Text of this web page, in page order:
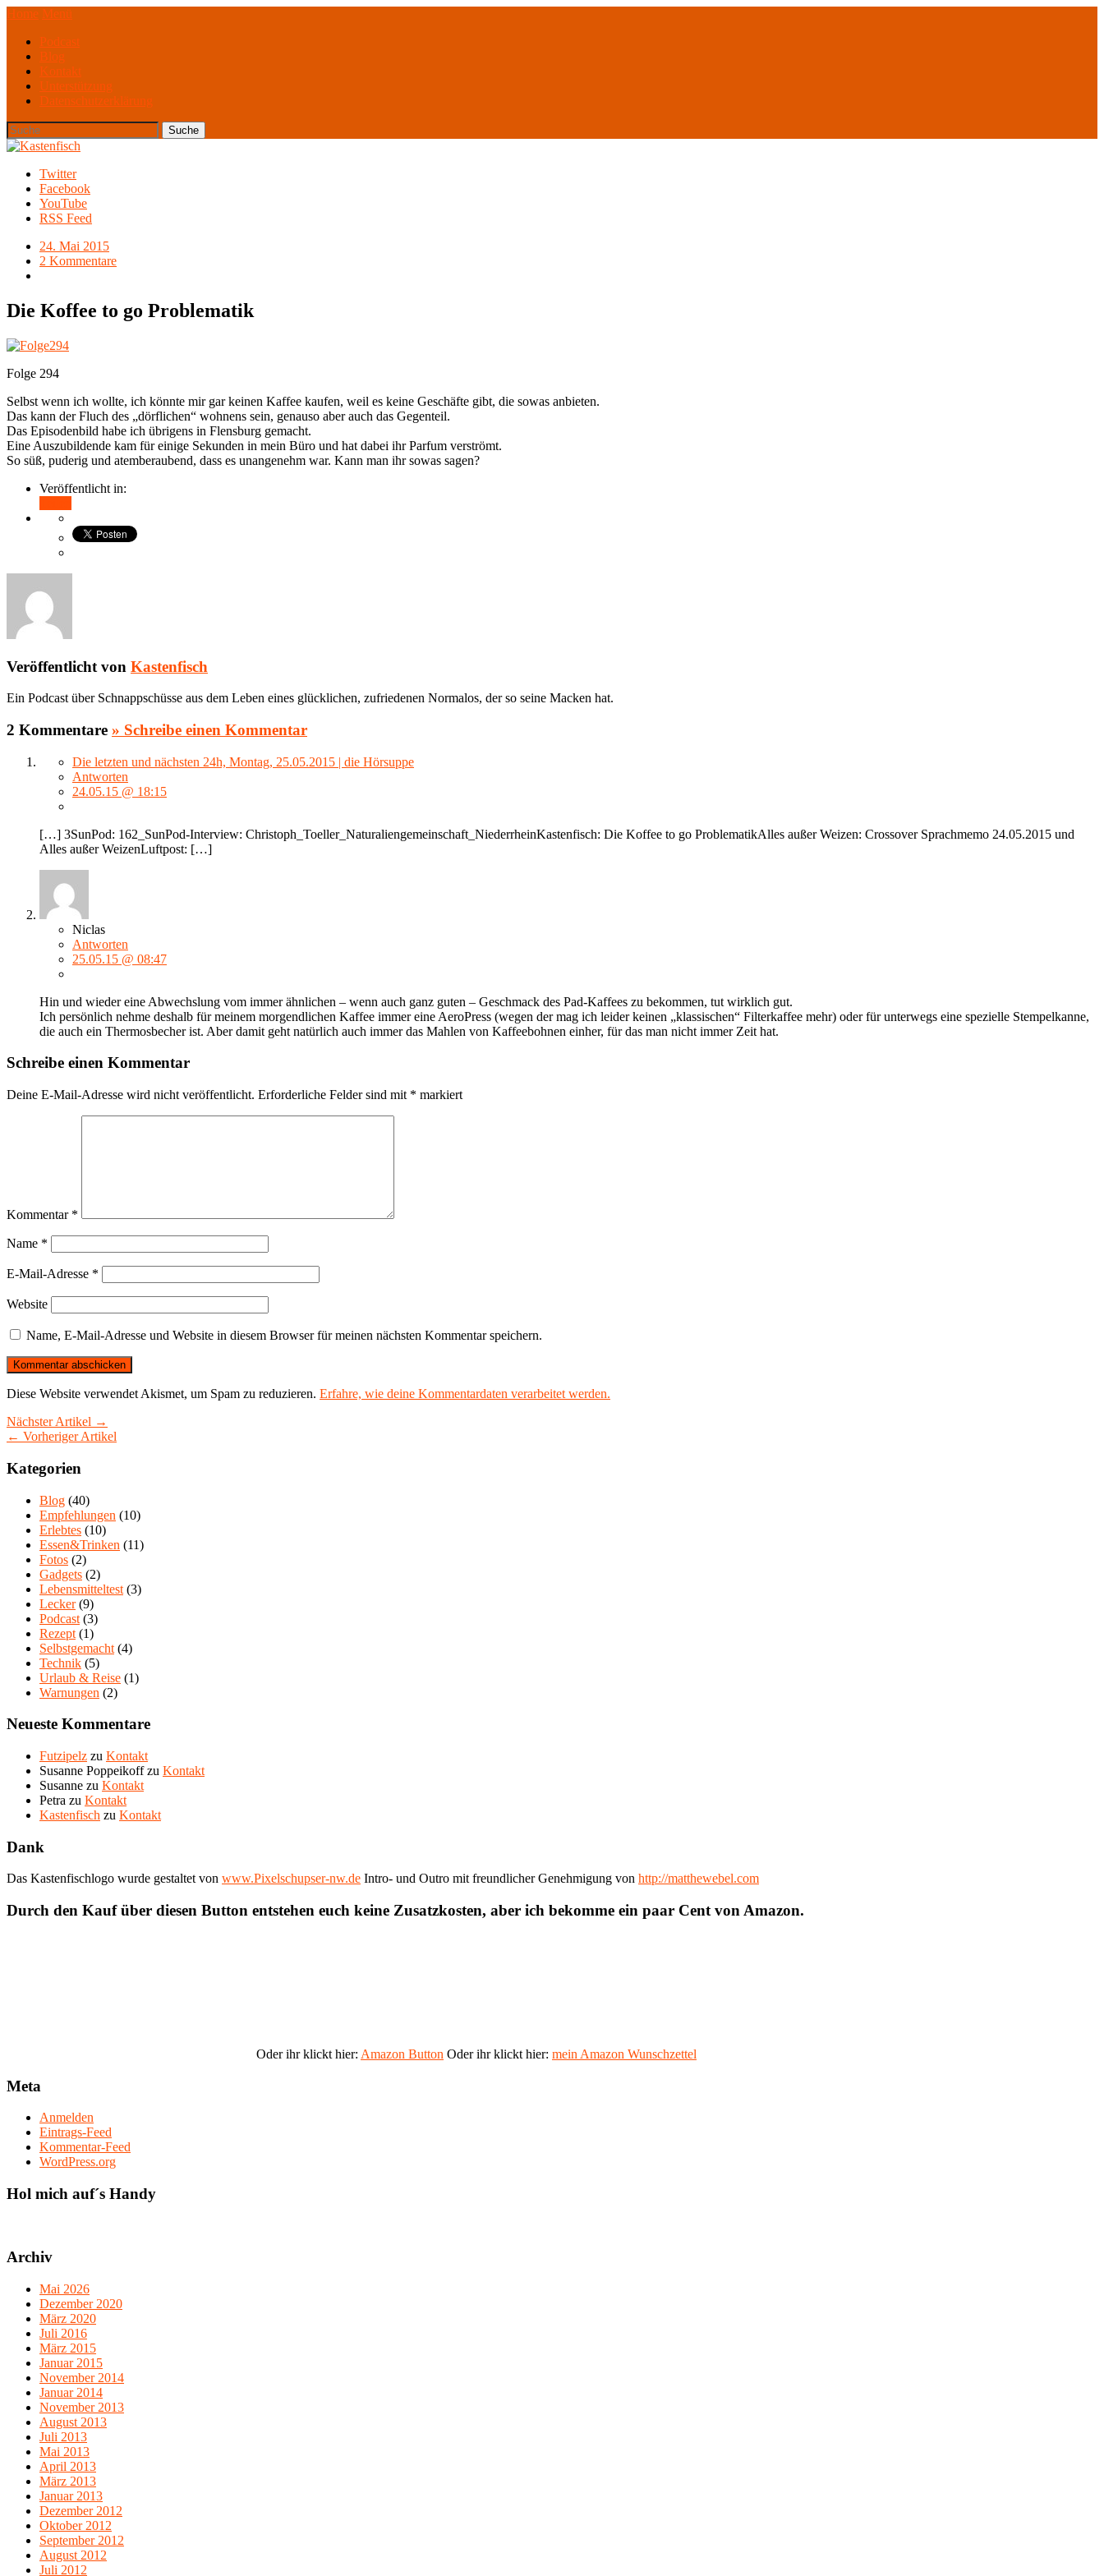
Home Menü
Podcast
Blog
Kontakt
Unterstützung
Datenschutzerklärung
Twitter
Facebook
YouTube
RSS Feed
24. Mai 2015
2 Kommentare
Die Koffee to go Problematik
Folge 294
Selbst wenn ich wollte, ich könnte mir gar keinen Kaffee kaufen, weil es keine Geschäfte gibt, die sowas anbieten.
Das kann der Fluch des „dörflichen“ wohnens sein, genauso aber auch das Gegenteil.
Das Episodenbild habe ich übrigens in Flensburg gemacht.
Eine Auszubildende kam für einige Sekunden in mein Büro und hat dabei ihr Parfum verströmt.
So süß, puderig und atemberaubend, dass es unangenehm war. Kann man ihr sowas sagen?
Veröffentlicht in:
Veröffentlicht von Kastenfisch
Ein Podcast über Schnappschüsse aus dem Leben eines glücklichen, zufriedenen Normalos, der so seine Macken hat.
2 Kommentare » Schreibe einen Kommentar
Die letzten und nächsten 24h, Montag, 25.05.2015 | die Hörsuppe
Antworten
24.05.15 @ 18:15
[…] 3SunPod: 162_SunPod-Interview: Christoph_Toeller_Naturaliengemeinschaft_NiederrheinKastenfisch: Die Koffee to go ProblematikAlles außer Weizen: Crossover Sprachmemo 24.05.2015 und
Alles außer WeizenLuftpost: […]
Niclas
Antworten
25.05.15 @ 08:47
Hin und wieder eine Abwechslung vom immer ähnlichen – wenn auch ganz guten – Geschmack des Pad-Kaffees zu bekommen, tut wirklich gut.
Ich persönlich nehme deshalb für meinem morgendlichen Kaffee immer eine AeroPress (wegen der mag ich leider keinen „klassischen“ Filterkaffee mehr) oder für unterwegs eine spezielle Stempelkanne,
die auch ein Thermosbecher ist. Aber damit geht natürlich auch immer das Mahlen von Kaffeebohnen einher, für das man nicht immer Zeit hat.
Schreibe einen Kommentar
Deine E-Mail-Adresse wird nicht veröffentlicht. Erforderliche Felder sind mit * markiert
Kommentar *
Name *
E-Mail-Adresse *
Website
Name, E-Mail-Adresse und Website in diesem Browser für meinen nächsten Kommentar speichern.
Diese Website verwendet Akismet, um Spam zu reduzieren. Erfahre, wie deine Kommentardaten verarbeitet werden.
Nächster Artikel →
← Vorheriger Artikel
Kategorien
Blog (40)
Empfehlungen (10)
Erlebtes (10)
Essen&Trinken (11)
Fotos (2)
Gadgets (2)
Lebensmitteltest (3)
Lecker(9)
Podcast (3)
Rezept (1)
Selbstgemacht (4)
Technik (5)
Urlaub & Reise (1)
Warnungen (2)
Neueste Kommentare
Futzipelz zu Kontakt
Susanne Poppeikoffzu Kontakt
Susanne zu Kontakt
Petra zu Kontakt
Kastenfisch zu Kontakt
Dank
Das Kastenfischlogo wurde gestaltet von www.Pixelschupser-nw.de Intro- und Outro mit freundlicher Genehmigung von http://matthewebel.com
Durch den Kauf über diesen Button entstehen euch keine Zusatzkosten, aber ich bekomme ein paar Cent von Amazon.
Oder ihr klickt hier: Amazon Button Oder ihr klickt hier: mein Amazon Wunschzettel
Meta
Anmelden
Eintrags-Feed
Kommentar-Feed
WordPress.org
Hol mich auf´s Handy
Archiv
Mai 2026
Dezember 2020
März 2020
Juli 2016
März 2015
Januar 2015
November 2014
Januar 2014
November 2013
August 2013
Juli 2013
Mai 2013
April 2013
März 2013
Januar 2013
Dezember 2012
Oktober 2012
September 2012
August 2012
Juli 2012